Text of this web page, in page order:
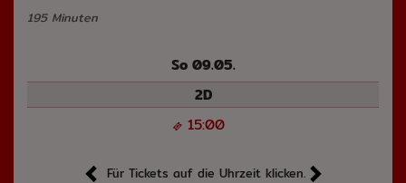
195 Minuten
So 09.05.
2D
15:00
Für Tickets auf die Uhrzeit klicken.